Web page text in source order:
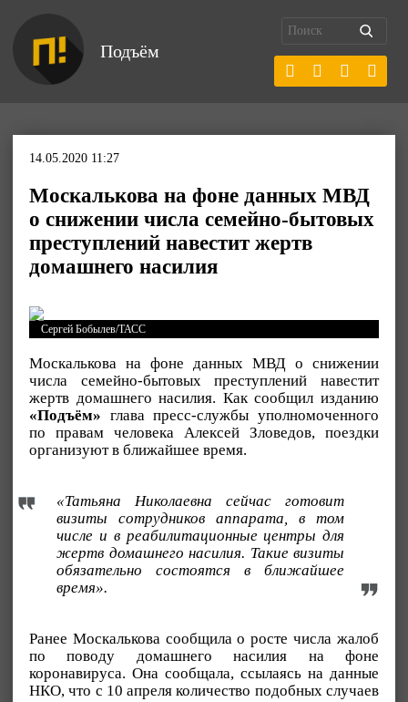
Подъём
14.05.2020 11:27
Москалькова на фоне данных МВД
о снижении числа семейно-бытовых
преступлений навестит жертв
домашнего насилия
Сергей Бобылев/ТАСС
Москалькова на фоне данных МВД о снижении
числа семейно-бытовых преступлений навестит
жертв домашнего насилия. Как сообщил изданию
«Подъём» глава пресс-службы уполномоченного
по правам человека Алексей Зловедов, поездки
организуют в ближайшее время.
«Татьяна Николаевна сейчас готовит
визиты сотрудников аппарата, в том
числе и в реабилитационные центры для
жертв домашнего насилия. Такие визиты
обязательно состоятся в ближайшее
время».
Ранее Москалькова сообщила о росте числа жалоб
по поводу домашнего насилия на фоне
коронавируса. Она сообщала, ссылаясь на данные
НКО, что с 10 апреля количество подобных случаев